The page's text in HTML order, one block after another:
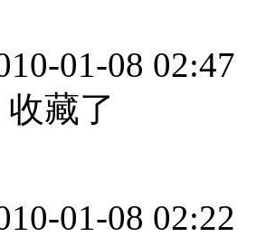
01-08 02:47
藏了
01-08 02:22